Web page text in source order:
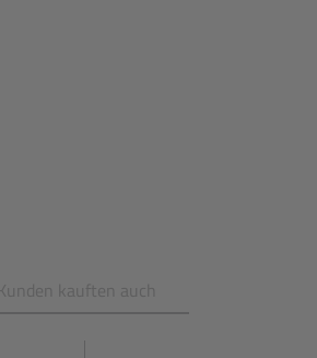
Kunden kauften auch